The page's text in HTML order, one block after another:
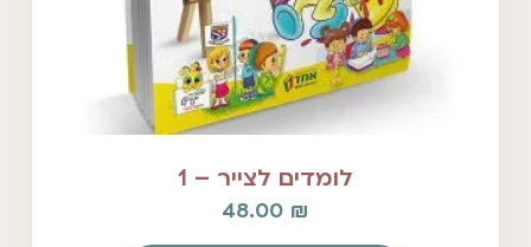
לומדים לצייר – 1
48.00 ₪